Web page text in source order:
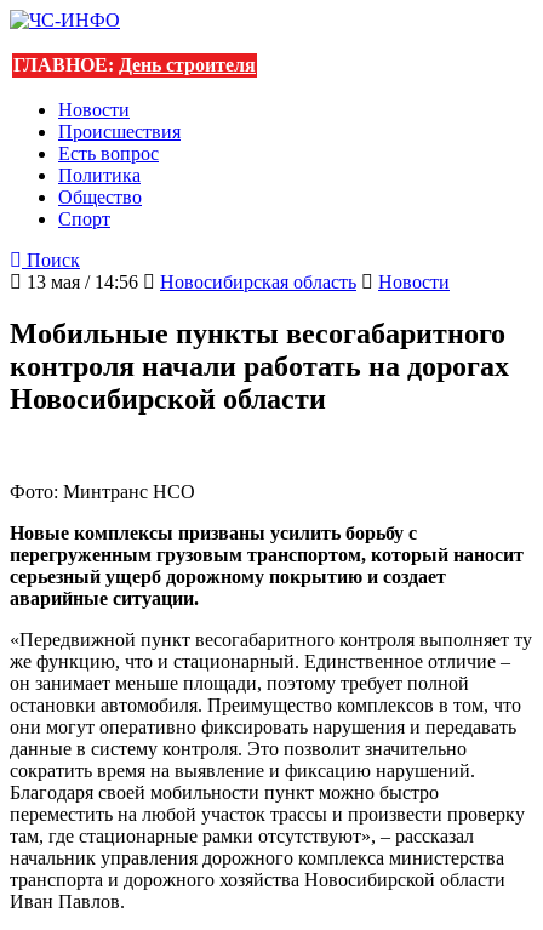
ГЛАВНОЕ: День строителя
Новости
Происшествия
Есть вопрос
Политика
Общество
Спорт
Поиск
13 мая / 14:56
Новосибирская область Новости
Мобильные пункты весогабаритного
контроля начали работать на дорогах
Новосибирской области
Фото: Минтранс НСО
Новые комплексы призваны усилить борьбу с
перегруженным грузовым транспортом, который наносит
серьезный ущерб дорожному покрытию и создает
аварийные ситуации.
«Передвижной пункт весогабаритного контроля выполняет ту
же функцию, что и стационарный. Единственное отличие –
он занимает меньше площади, поэтому требует полной
остановки автомобиля. Преимущество комплексов в том, что
они могут оперативно фиксировать нарушения и передавать
данные в систему контроля. Это позволит значительно
сократить время на выявление и фиксацию нарушений.
Благодаря своей мобильности пункт можно быстро
переместить на любой участок трассы и произвести проверку
там, где стационарные рамки отсутствуют», – рассказал
начальник управления дорожного комплекса министерства
транспорта и дорожного хозяйства Новосибирской области
Иван Павлов.